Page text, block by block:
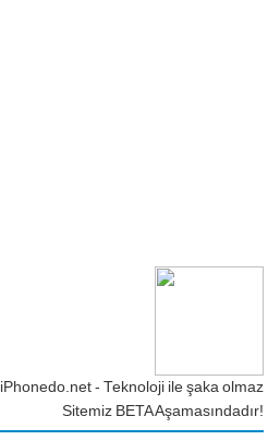
iPhonedo.net - Teknoloji ile şaka olmaz
Sitemiz BETA Aşamasındadır!